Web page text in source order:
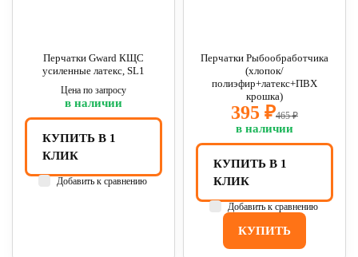
Перчатки Gward КЩС
усиленные латекс, SL1
Цена по запросу
в наличии
КУПИТЬ В 1
КЛИК
Добавить к сравнению
Перчатки Рыбообработчика
(хлопок/
полиэфир+латекс+ПВХ
крошка)
395 ₽465 ₽
в наличии
КУПИТЬ
КУПИТЬ В 1
КЛИК
Добавить к сравнению